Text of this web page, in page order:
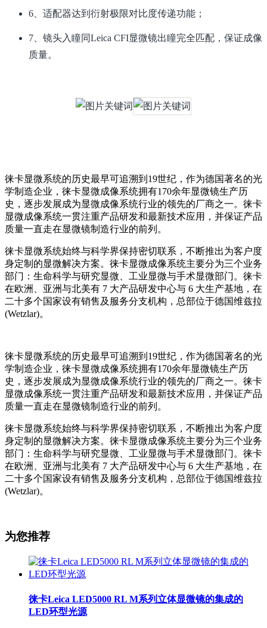
6、适配器达到衍射极限对比度传递功能；
7、镜头入瞳同Leica CFI显微镜出瞳完全匹配，保证成像
质量。
徕卡显微系统的历史最早可追溯到19世纪，作为德国著名的光
学制造企业，徕卡显微成像系统拥有170余年显微镜生产历
史，逐步发展成为显微成像系统行业的领先的厂商之一。徕卡
显微成像系统一贯注重产品研发和最新技术应用，并保证产品
质量一直走在显微镜制造行业的前列。
徕卡显微系统始终与科学界保持密切联系，不断推出为客户度
身定制的显微解决方案。徕卡显微成像系统主要分为三个业务
部门：生命科学与研究显微、工业显微与手术显微部门。徕卡
在欧洲、亚洲与北美有 7 大产品研发中心与 6 大生产基地，在
二十多个国家设有销售及服务分支机构，总部位于德国维兹拉
(Wetzlar)。
徕卡显微系统的历史最早可追溯到19世纪，作为德国著名的光
学制造企业，徕卡显微成像系统拥有170余年显微镜生产历
史，逐步发展成为显微成像系统行业的领先的厂商之一。徕卡
显微成像系统一贯注重产品研发和最新技术应用，并保证产品
质量一直走在显微镜制造行业的前列。
徕卡显微系统始终与科学界保持密切联系，不断推出为客户度
身定制的显微解决方案。徕卡显微成像系统主要分为三个业务
部门：生命科学与研究显微、工业显微与手术显微部门。徕卡
在欧洲、亚洲与北美有 7 大产品研发中心与 6 大生产基地，在
二十多个国家设有销售及服务分支机构，总部位于德国维兹拉
(Wetzlar)。
为您推荐
徕卡Leica LED5000 RL M系列立体显微镜的集成的
LED环型光源